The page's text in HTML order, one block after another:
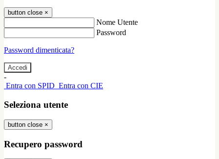
button close ×
Nome Utente
Password
Password dimenticata?
-
Entra con SPID Entra con CIE
Seleziona utente
button close ×
Recupero password